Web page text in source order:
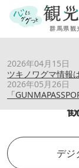
2026年04月15日
ツキノワグマ情報
2026年05月26日
「
デジ